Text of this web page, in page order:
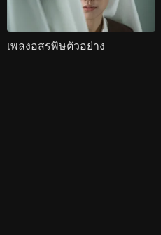
เพลงอสรพิษตัวอย่าง